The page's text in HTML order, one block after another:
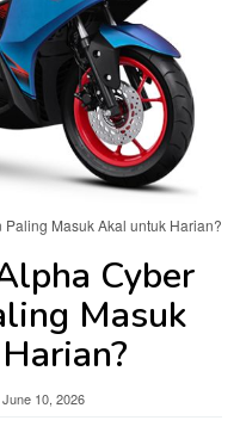
Masuk Akal untuk Harian?
Cyber
Masuk
June 10, 2026